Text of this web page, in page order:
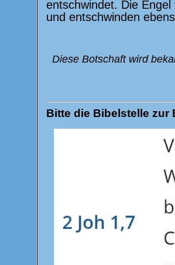
entschwindet. Die
und entschwinden
Diese Botschaft wird
Bitte die Bibelstelle